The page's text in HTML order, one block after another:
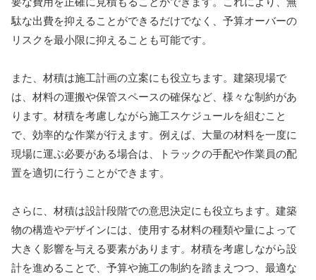
駄な出費を抑えることができるだけでなく、予算オーバーの
リスクを最小限に抑えることも可能です。
また、材積は施工計画の立案にも役立ちます。建築現場で
は、材料の運搬や保管スペースの確保など、様々な制約があ
ります。材積を考慮しながら施工スケジュールを組むこと
で、効率的な作業が行えます。例えば、大量の材料を一度に
現場に運ぶ必要がある場合は、トラックの手配や作業員の配
置を適切に行うことができます。
さらに、材積は設計段階での意思決定にも役立ちます。建築
物の構造やデザインには、使用する材料の種類や量によって
大きく影響を与える要素があります。材積を考慮しながら設
計を進めることで、予算や施工の制約を踏まえつつ、最適な